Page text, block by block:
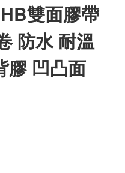
雙面膠帶
防水 耐溫
膠 凹凸面